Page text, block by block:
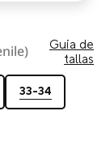
Guia de
tallas
33-34